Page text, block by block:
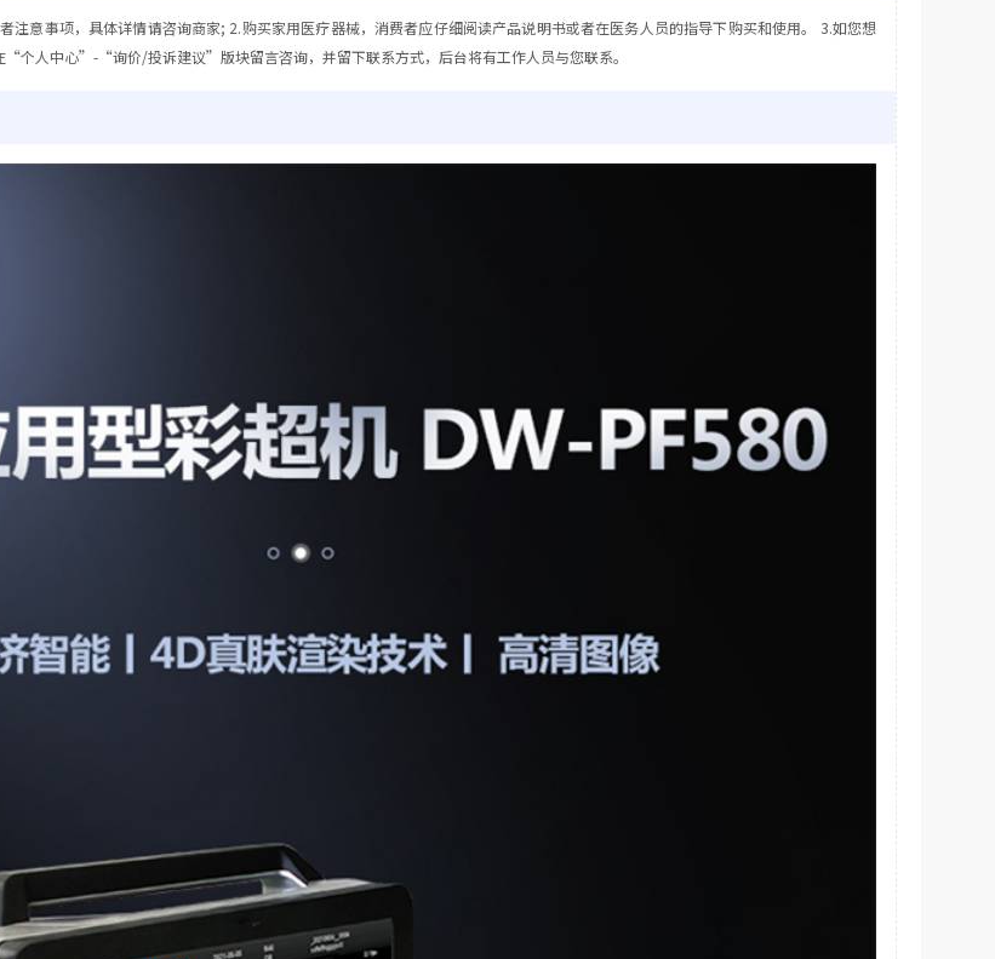
注意事项，具体详情请咨询商家; 2.购买家用医疗器械，消费者应仔细阅读产品说明书或者在医务人员的指导下购买和使用。 3.如您想
个人中心”-“询价/投诉建议”版块留言咨询，并留下联系方式，后台将有工作人员与您联系。